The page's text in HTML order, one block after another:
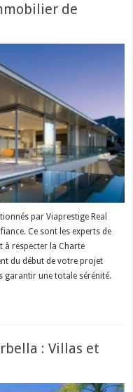
de
par Viaprestige Real
Ce sont les experts de
à respecter la Charte
du début de votre projet
garantir une totale sérénité.
: Villas et